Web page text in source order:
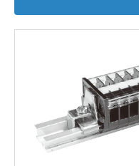
よくある質問